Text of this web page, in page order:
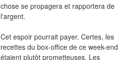
chose se propagera et rapportera de
l'argent.
Cet espoir pourrait payer. Certes, les
recettes du box-office de ce week-end
étaient plutôt prometteuses. Les